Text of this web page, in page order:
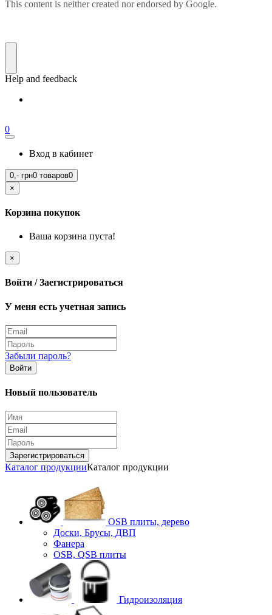
0
Вход в кабинет
0,- грн0 товаров0
×
Корзина покупок
Ваша корзина пуста!
×
Войти / Заегистрироваться
У меня есть учетная запись
Забыли пароль?
Войти
Новый пользователь
Зарегистрироваться
Каталог продукцииКаталог продукции
OSB плиты, дерево
Доски, Брусы, ДВП
Фанера
OSB, QSB плиты
Гидроизоляция